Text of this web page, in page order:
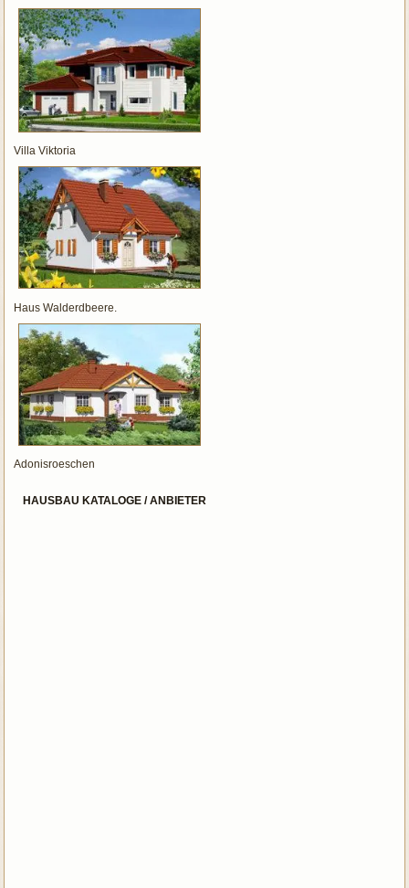
Villa Viktoria
Haus Walderdbeere.
Adonisroeschen
HAUSBAU KATALOGE / ANBIETER